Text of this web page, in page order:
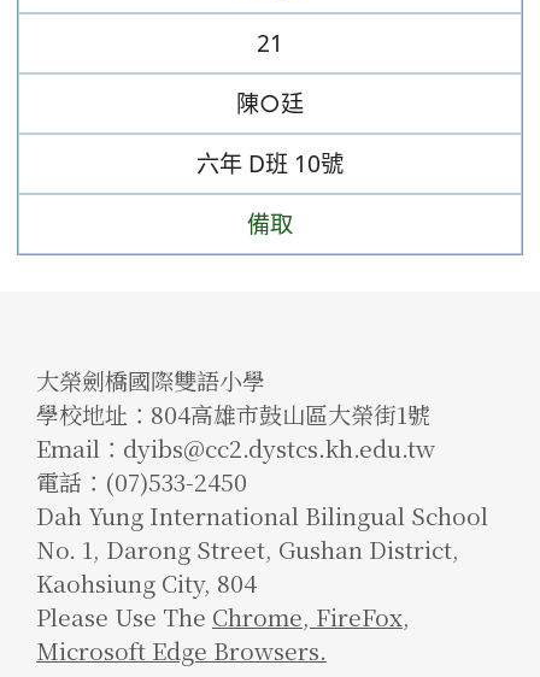
21
陳○廷
六年 D班 10號
備取
大榮劍橋國際雙語小學
學校地址：804高雄市鼓山區大榮街1號
Email：dyibs@cc2.dystcs.kh.edu.tw
電話：(07)533-2450
Dah Yung International Bilingual School
No. 1, Darong Street, Gushan District,
Kaohsiung City, 804
Please Use The Chrome, FireFox,
Microsoft Edge Browsers.